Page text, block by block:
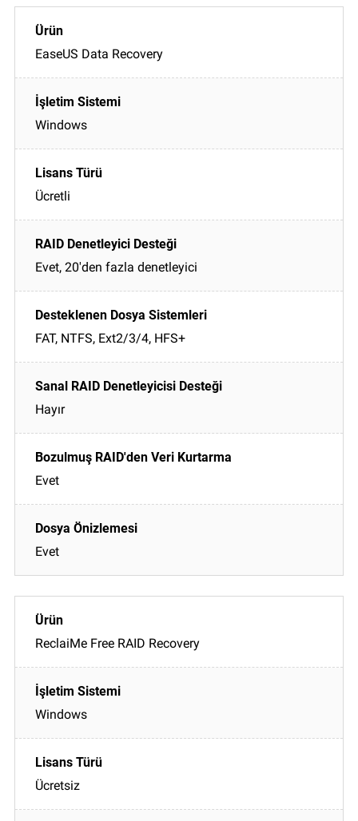
EaseUS Data Recovery
Windows
Ücretli
Evet, 20'den fazla denetleyici
FAT, NTFS, Ext2/3/4, HFS+
Hayır
Evet
Evet
ReclaiMe Free RAID Recovery
Windows
Ücretsiz